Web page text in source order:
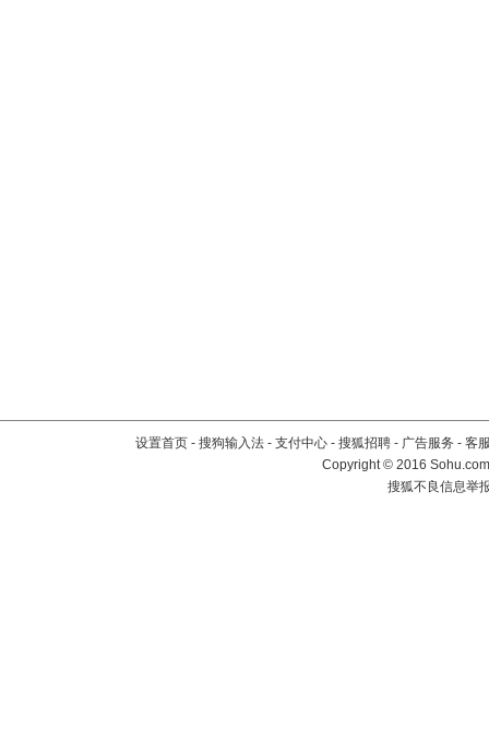
设置首页 - 搜狗输入法 - 支付中心 - 搜狐招聘 - 广告服务 - 客
Copyright©2016
搜狐不良信息举